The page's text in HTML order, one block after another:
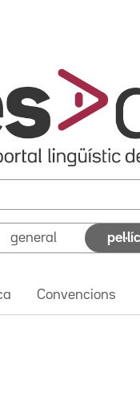
general
Convencions